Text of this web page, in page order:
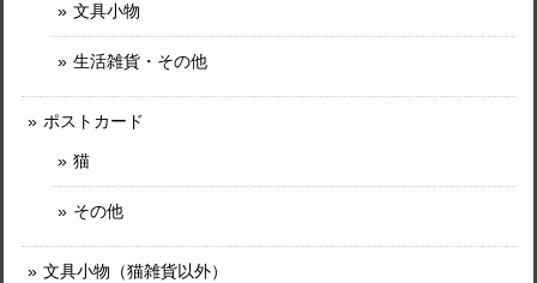
文具小物
生活雑貨・その他
ポストカード
猫
その他
文具小物（猫雑貨以外）